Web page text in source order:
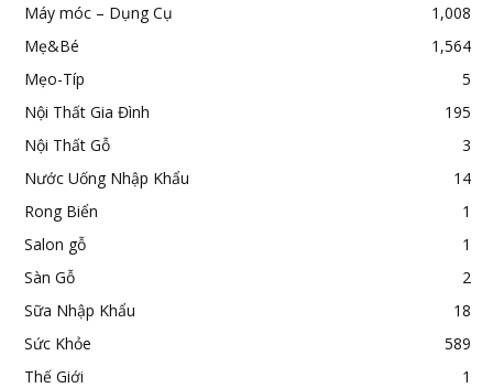
Máy móc – Dụng Cụ
1,008
Mẹ&Bé
1,564
Mẹo-Típ
5
Nội Thất Gia Đình
195
Nội Thất Gỗ
3
Nước Uống Nhập Khẩu
14
Rong Biển
1
Salon gỗ
1
Sàn Gỗ
2
Sữa Nhập Khẩu
18
Sức Khỏe
589
Thế Giới
1